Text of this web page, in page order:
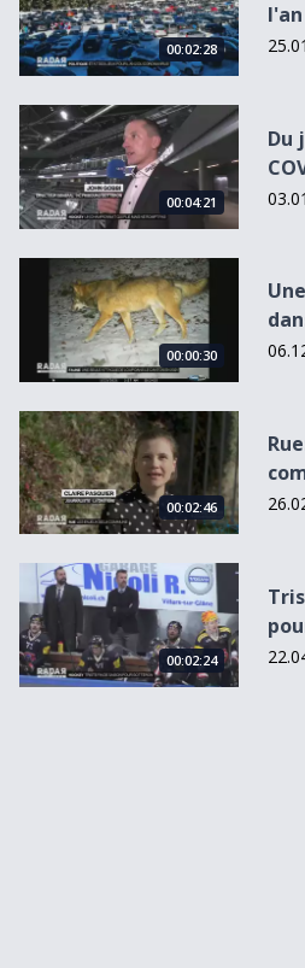
00:02:28
Du jeu malgré le COVID
00:04:21
Du
Une attaque de loup dans le
00:00:30
Rue: Les enjeux de la commune
00:02:46
Triste fin de saison pour
00:02:24